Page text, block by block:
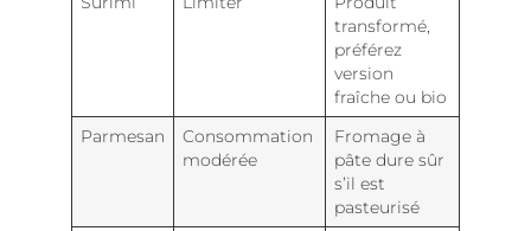
transformé,
préférez
version
fraîche ou bio
Parmesan
Consommation
modérée
Fromage à
pâte dure sûr
s’il est
pasteurisé